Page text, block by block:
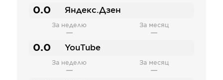
0.0 Яндекс.Дзен
За неделю
—
За месяц
—
0.0 YouTube
За неделю
—
За месяц
—